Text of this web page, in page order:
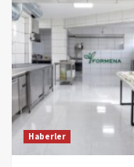
Haberler